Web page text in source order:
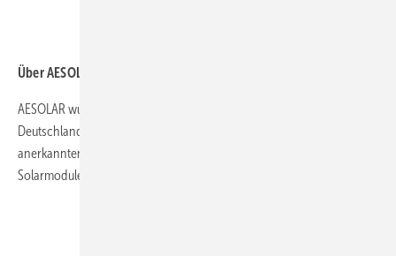
Über AESOLAR
AESOLAR wurde 2003 gegründet und hat seinen Hauptsitz in
Deutschland. Heute zählt das Unternehmen zu den weltweit
anerkannten Photovoltaik-Herstellern und liefert hocheffiziente
Solarmodule in über 100 Länder.